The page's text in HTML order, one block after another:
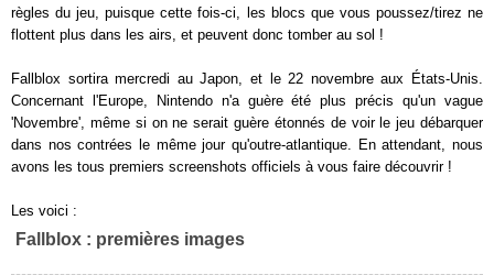
règles du jeu, puisque cette fois-ci, les blocs que vous poussez/tirez ne
flottent plus dans les airs, et peuvent donc tomber au sol !
Fallblox sortira mercredi au Japon, et le 22 novembre aux États-Unis.
Concernant l'Europe, Nintendo n'a guère été plus précis qu'un vague
'Novembre', même si on ne serait guère étonnés de voir le jeu débarquer
dans nos contrées le même jour qu'outre-atlantique. En attendant, nous
avons les tous premiers screenshots officiels à vous faire découvrir !
Les voici :
Fallblox : premières images